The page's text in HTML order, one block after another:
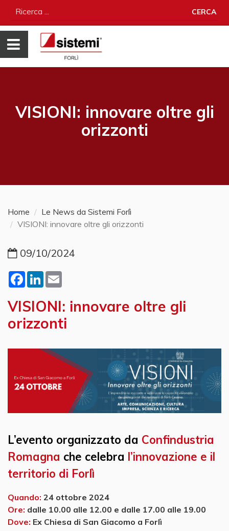
CERCA
VISIONI: innovare oltre gli
orizzonti
Home
Le News da Sistemi Forlì
VISIONI: innovare oltre gli orizzonti
09/10/2024
Facebook
LinkedIn
VISIONI: innovare oltre gli
orizzonti
L’evento organizzato da Confindustria
Romagna che celebra l’innovazione e il
territorio di Forlì
Quando: 24 ottobre 2024
Ore: dalle 10.00 alle 12.00 e dalle 17.00 alle 19.00
Dove: Ex Chiesa di San Giacomo a Forlì